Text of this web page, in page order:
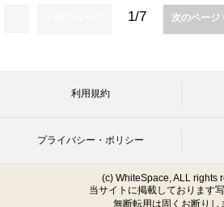
1/7 次のページ
利用規約
プライバシー・ポリシー
(c) WhiteSpace, ALL rights
当サイトに掲載しております
無断転用は固くお断りし